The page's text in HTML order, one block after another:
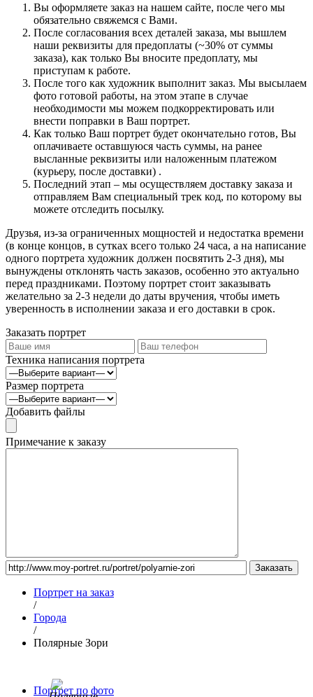
Вы оформляете заказ на нашем сайте, после чего мы
обязательно свяжемся с Вами.
После согласования всех деталей заказа, мы вышлем
наши реквизиты для предоплаты (~30% от суммы
заказа), как только Вы вносите предоплату, мы
приступам к работе.
После того как художник выполнит заказ. Мы высылаем
фото готовой работы, на этом этапе в случае
необходимости мы можем подкорректировать или
внести поправки в Ваш портрет.
Как только Ваш портрет будет окончательно готов, Вы
оплачиваете оставшуюся часть суммы, на ранее
высланные реквизиты или наложенным платежом
(курьеру, после доставки) .
Последний этап – мы осуществляем доставку заказа и
отправляем Вам специальный трек код, по которому вы
можете отследить посылку.
Друзья, из-за ограниченных мощностей и недостатка времени
(в конце концов, в сутках всего только 24 часа, а на написание
одного портрета художник должен посвятить 2-3 дня), мы
вынуждены отклонять часть заказов, особенно это актуально
перед праздниками. Поэтому портрет стоит заказывать
желательно за 2-3 недели до даты вручения, чтобы иметь
уверенность в исполнении заказа и его доставки в срок.
Заказать портрет
Техника написания портрета
Размер портрета
Добавить файлы
Примечание к заказу
Портрет на заказ
/
Города
/
Полярные Зори
Портрет по фото